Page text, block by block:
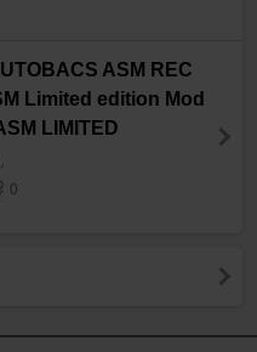
ASM REC
Limited edition Mod
LIMITED
0